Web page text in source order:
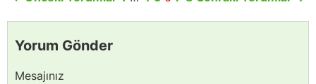
Yorum Gönder
Mesajınız